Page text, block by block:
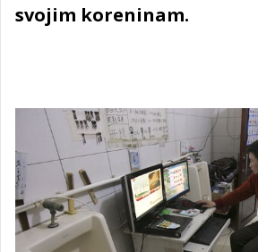
svojim koreninam.